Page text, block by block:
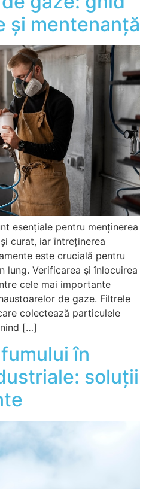
și mentenanță
esențiale pentru menținerea
curat, iar întreținerea
este crucială pentru
lung. Verificarea și înlocuirea
cele mai importante
de gaze. Filtrele
colectează particulele
[…]
în
soluții